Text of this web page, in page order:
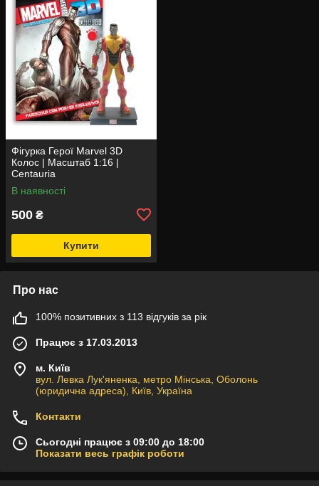
Фігурка Герої Marvel 3D
Колос | Масштаб 1:16 |
Centauria
В наявності
500 ₴
Купити
Про нас
100% позитивних з 113 відгуків за рік
Працює з 17.03.2013
м. Київ
вул. Левка Лук'яненка, метро Мінська, Оболонь
(юридична адреса), Київ, Україна
Контакти
Сьогодні працює з 09:00 до 18:00
Показати весь графік роботи